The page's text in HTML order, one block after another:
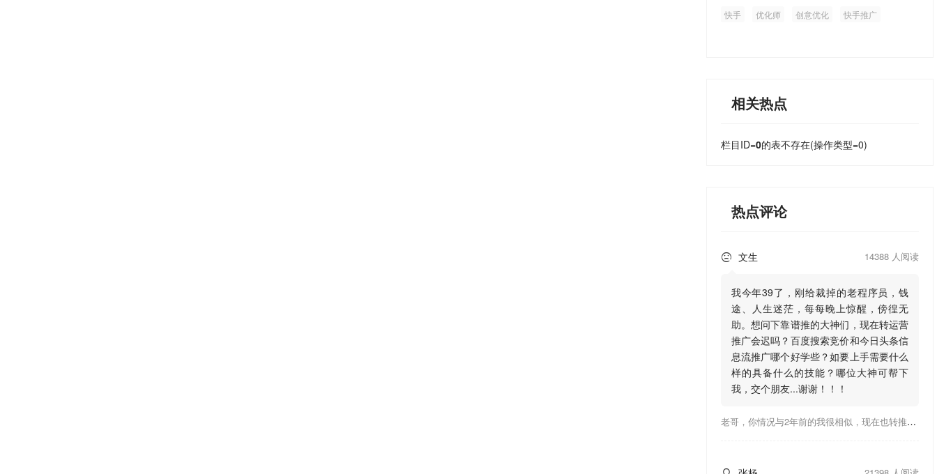
快手 优化师 创意优化 快手推广
相关热点
栏目ID=0的表不存在(操作类型=0)
热点评论
 文生 14388 人阅读
我今年39了，刚给裁掉的老程序员，钱
途、人生迷茫，每每晚上惊醒，傍徨无
助。想问下靠谱推的大神们，现在转运营
推广会迟吗？百度搜索竞价和今日头条信
息流推广哪个好学些？如要上手需要什么
样的具备什么的技能？哪位大神可帮下
我，交个朋友...谢谢！！！
老哥，你情况与2年前的我很相似，现在也转推广，这行有钱景，你有基础上手会比较快，不必担心。至于学竞价还是信息流哪个好，我是信息流广告入手，现在迷上靠谱推关注大神们的营销推广干货。有空你也可多泡下这站，真能学到不少东西；希望可以帮到你！